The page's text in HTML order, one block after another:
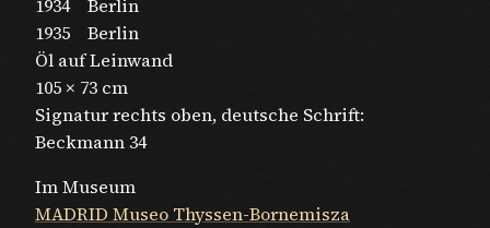
1934
Berlin
1935
Berlin
Öl auf Leinwand
105 × 73 cm
Signatur rechts oben, deutsche Schrift:
Beckmann 34
Im Museum
MADRID Museo Thyssen-Bornemisza